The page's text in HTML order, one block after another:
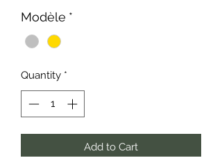
Modèle *
Quantity *
Add to Cart